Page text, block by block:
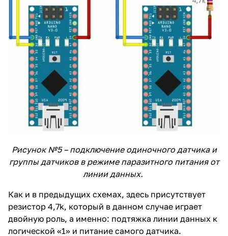
Рисунок №5 – подключение одиночного датчика и
группы датчиков в режиме паразитного питания от
линии данных.
Как и в предыдущих схемах, здесь присутствует
резистор 4,7k, который в данном случае играет
двойную роль, а именно: подтяжка линии данных к
логической «1» и питание самого датчика.